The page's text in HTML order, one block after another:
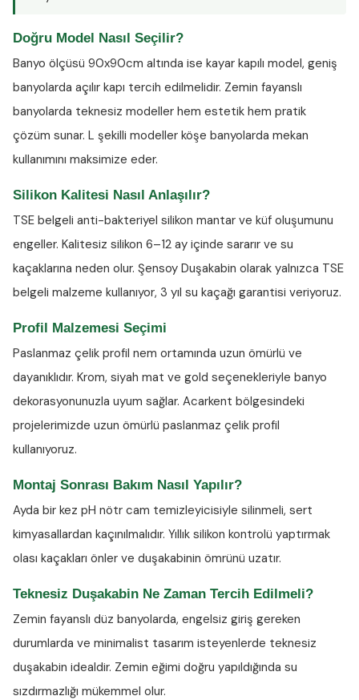
Doğru Model Nasıl Seçilir?
Banyo ölçüsü 90x90cm altında ise kayar kapılı model, geniş
banyolarda açılır kapı tercih edilmelidir. Zemin fayanslı
banyolarda teknesiz modeller hem estetik hem pratik
çözüm sunar. L şekilli modeller köşe banyolarda mekan
kullanımını maksimize eder.
Silikon Kalitesi Nasıl Anlaşılır?
TSE belgeli anti-bakteriyel silikon mantar ve küf oluşumunu
engeller. Kalitesiz silikon 6–12 ay içinde sararır ve su
kaçaklarına neden olur. Şensoy Duşakabin olarak yalnızca TSE
belgeli malzeme kullanıyor, 3 yıl su kaçağı garantisi veriyoruz.
Profil Malzemesi Seçimi
Paslanmaz çelik profil nem ortamında uzun ömürlü ve
dayanıklıdır. Krom, siyah mat ve gold seçenekleriyle banyo
dekorasyonunuzla uyum sağlar. Acarkent bölgesindeki
projelerimizde uzun ömürlü paslanmaz çelik profil
kullanıyoruz.
Montaj Sonrası Bakım Nasıl Yapılır?
Ayda bir kez pH nötr cam temizleyicisiyle silinmeli, sert
kimyasallardan kaçınılmalıdır. Yıllık silikon kontrolü yaptırmak
olası kaçakları önler ve duşakabinin ömrünü uzatır.
Teknesiz Duşakabin Ne Zaman Tercih Edilmeli?
Zemin fayanslı düz banyolarda, engelsiz giriş gereken
durumlarda ve minimalist tasarım isteyenlerde teknesiz
duşakabin idealdir. Zemin eğimi doğru yapıldığında su
sızdırmazlığı mükemmel olur.